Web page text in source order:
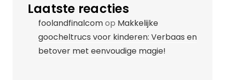
Laatste reacties
foolandfinalcomop Makkelijke
goocheltrucs voor kinderen: Verbaas en
betover met eenvoudige magie!